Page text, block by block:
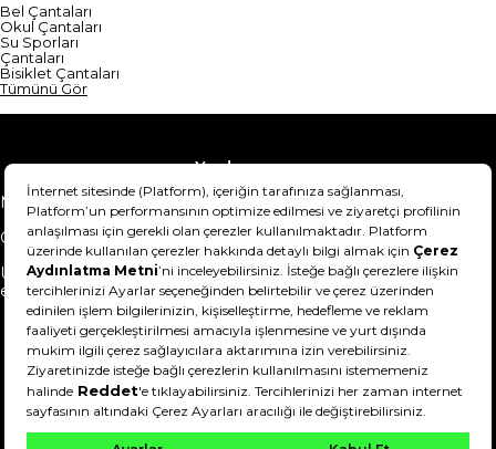
Bel Çantaları
Okul Çantaları
Su Sporları
Çantaları
Bisiklet Çantaları
Tümünü Gör
Yardım
Mesafeli Satış Sözleşmesi
Teslimat Bilgisi
Gizlilik Sözleşmesi
Şartlar & Koşullar
Ürünümü nasıl iade
edebilirim?
Hakkımızda
DeFactoFIT ©️ 2022-2026. Tüm hakları saklıdır.